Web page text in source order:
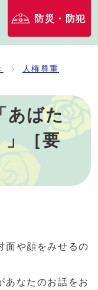
防災・防犯
人権尊重
あばた
」［要
面や顔をみせるの
あなたのお話をお